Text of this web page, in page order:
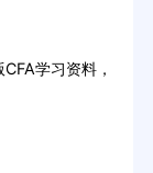
学习资料，